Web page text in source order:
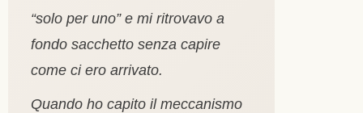
“solo per uno” e mi ritrovavo a
fondo sacchetto senza capire
come ci ero arrivato.
Quando ho capito il meccanismo